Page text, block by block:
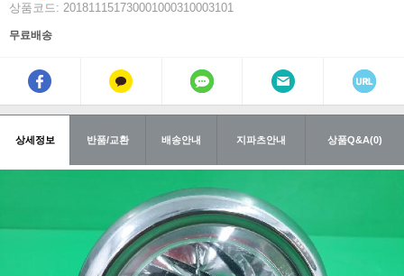
상품코드: 201811151730001000310003101
무료배송
상세정보 반품/교환 배송안내 지파츠안내 상품Q&A(0)